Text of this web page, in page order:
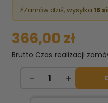
⚡Zamów dziś, wysyłka 18
366,00 zł
Brutto Czas realizacji